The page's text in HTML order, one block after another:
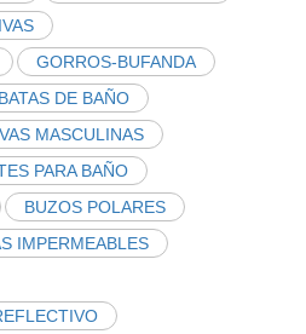
GORROS-BUFANDA
BATAS DE BAÑO
MASCULINAS
PARA BAÑO
BUZOS POLARES
IMPERMEABLES